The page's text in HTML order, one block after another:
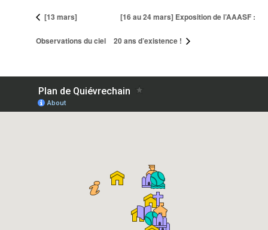
[13 mars]
Observations du ciel
[16 au 24 mars] Exposition de l’AAASF :
20 ans d’existence !